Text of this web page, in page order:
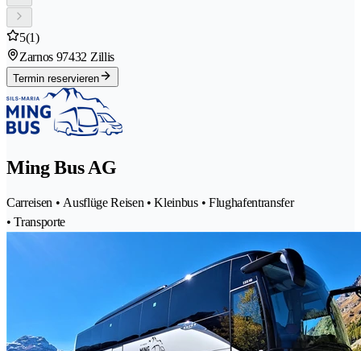
5(1)
Zarnos 97432 Zillis
Termin reservieren
Ming Bus AG
Carreisen • Ausflüge Reisen • Kleinbus • Flughafentransfer
• Transporte